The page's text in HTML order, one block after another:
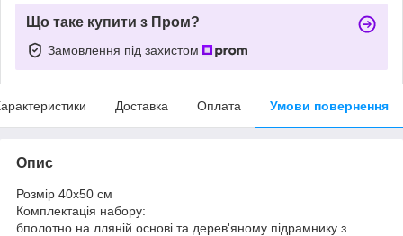
Що таке купити з Пром?
Замовлення під захистом
Доставка Оплата Умови повернення
Опис
Розмір 40x50 см
Комплектація набору:
бполотно на лляній основі та дерев'яному підрамнику з